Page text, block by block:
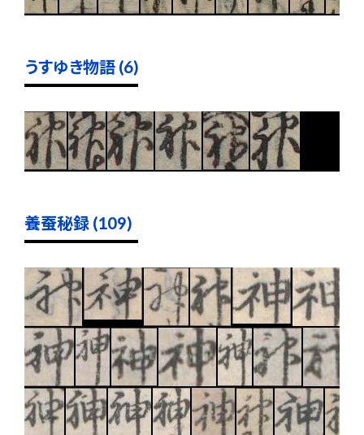
うすゆき物語 (6)
養蚕秘録 (109)